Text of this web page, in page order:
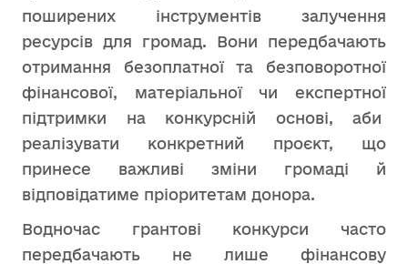
поширених інструментів залучення
ресурсів для громад. Вони передбачають
отримання безоплатної та безповоротної
фінансової, матеріальної чи експертної
підтримки на конкурсній основі, аби
реалізувати конкретний проєкт, що
принесе важливі зміни громаді й
відповідатиме пріоритетам донора.
Водночас грантові конкурси часто
передбачають не лише фінансову